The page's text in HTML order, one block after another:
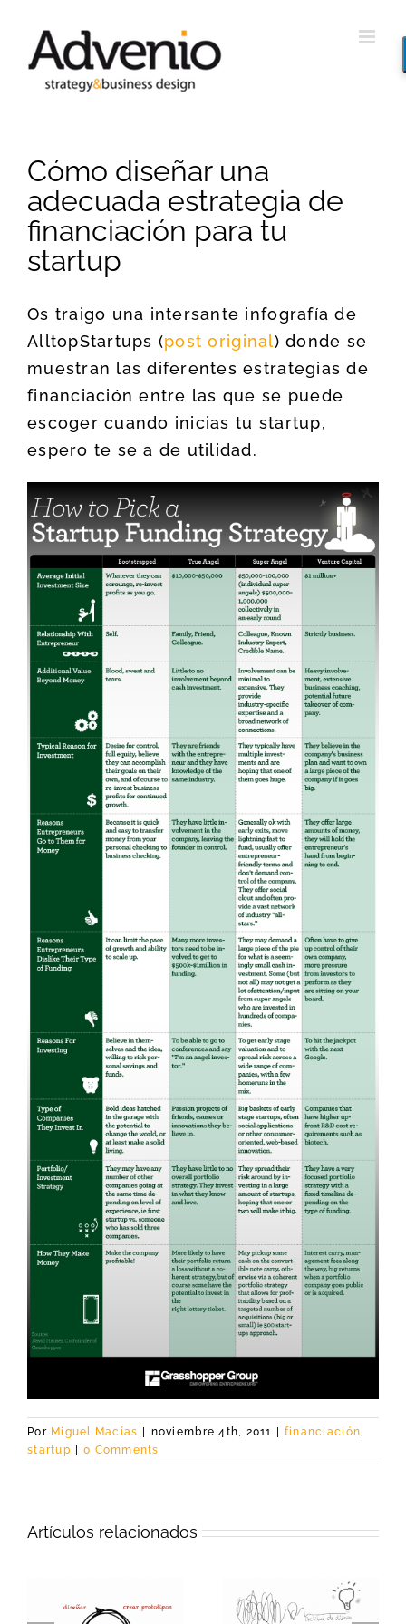
contenido
Cómo diseñar una
adecuada estrategia de
financiación para tu
startup
Os traigo una intersante infografía de
AlltopStartups (post original) donde se
muestran las diferentes estrategias de
financiación entre las que se puede
escoger cuando inicias tu startup,
espero te se a de utilidad.
Por Miguel Macías noviembre 4th, 2011 financiación,
startup
0 Comments
Artículos relacionados